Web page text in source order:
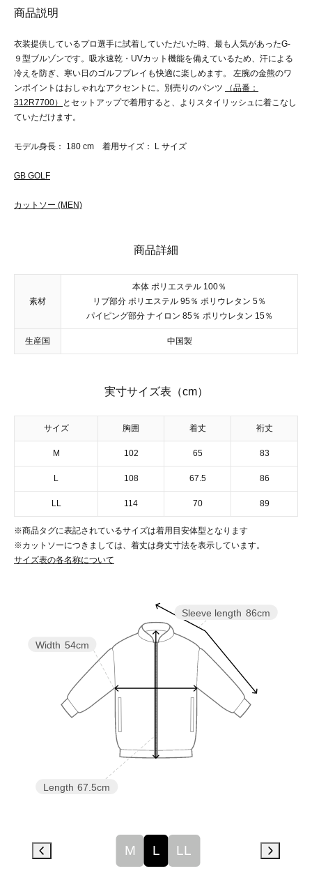
商品説明
衣装提供しているプロ選手に試着していただいた時、最も人気があったG-
９型ブルゾンです。吸水速乾・UVカット機能を備えているため、汗による
冷えを防ぎ、寒い日のゴルフプレイも快適に楽しめます。 左腕の金熊のワ
ンポイントはおしゃれなアクセントに。別売りのパンツ
（品番：
312R7700）
とセットアップで着用すると、よりスタイリッシュに着こなし
ていただけます。
モデル身長： 180 cm 着用サイズ： L サイズ
GB GOLF
カットソー (MEN)
商品詳細
素材
本体 ポリエステル 100％
リブ部分 ポリエステル 95％ ポリウレタン 5％
パイピング部分 ナイロン 85％ ポリウレタン 15％
生産国 中国製
実寸サイズ表（cm）
サイズ 胸囲 着丈 裄丈
M 102 65 83
L 108 67.5 86
LL 114 70 89
※商品タグに表記されているサイズは着用目安体型となります
※カットソーにつきましては、着丈は身丈寸法を表示しています。
サイズ表の各名称について
Sleeve length 86cm
Length 67.5cm
Width 54cm
M L LL